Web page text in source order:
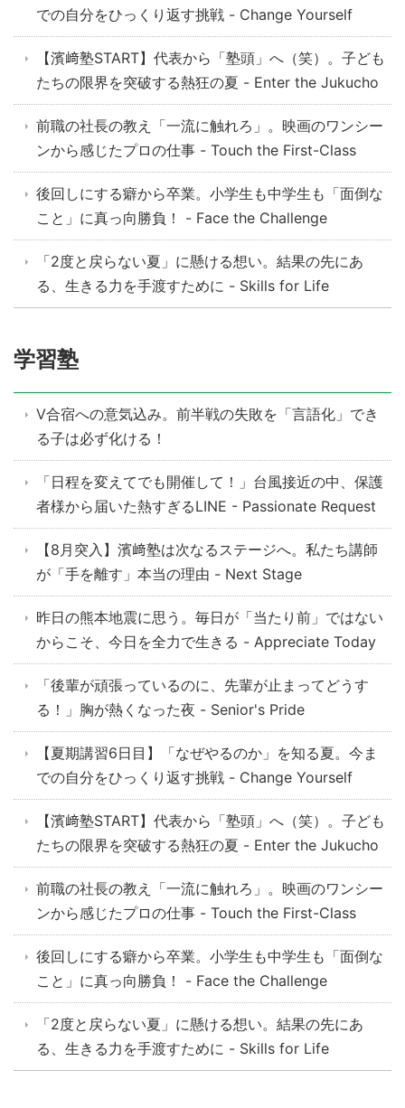
での自分をひっくり返す挑戦 - Change Yourself
【濱﨑塾START】代表から「塾頭」へ（笑）。子ども
たちの限界を突破する熱狂の夏 - Enter the Jukucho
前職の社長の教え「一流に触れろ」。映画のワンシー
ンから感じたプロの仕事 - Touch the First-Class
後回しにする癖から卒業。小学生も中学生も「面倒な
こと」に真っ向勝負！ - Face the Challenge
「2度と戻らない夏」に懸ける想い。結果の先にあ
る、生きる力を手渡すために - Skills for Life
学習塾
V合宿への意気込み。前半戦の失敗を「言語化」でき
る子は必ず化ける！
「日程を変えてでも開催して！」台風接近の中、保護
者様から届いた熱すぎるLINE - Passionate Request
【8月突入】濱﨑塾は次なるステージへ。私たち講師
が「手を離す」本当の理由 - Next Stage
昨日の熊本地震に思う。毎日が「当たり前」ではない
からこそ、今日を全力で生きる - Appreciate Today
「後輩が頑張っているのに、先輩が止まってどうす
る！」胸が熱くなった夜 - Senior's Pride
【夏期講習6日目】「なぜやるのか」を知る夏。今ま
での自分をひっくり返す挑戦 - Change Yourself
【濱﨑塾START】代表から「塾頭」へ（笑）。子ども
たちの限界を突破する熱狂の夏 - Enter the Jukucho
前職の社長の教え「一流に触れろ」。映画のワンシー
ンから感じたプロの仕事 - Touch the First-Class
後回しにする癖から卒業。小学生も中学生も「面倒な
こと」に真っ向勝負！ - Face the Challenge
「2度と戻らない夏」に懸ける想い。結果の先にあ
る、生きる力を手渡すために - Skills for Life